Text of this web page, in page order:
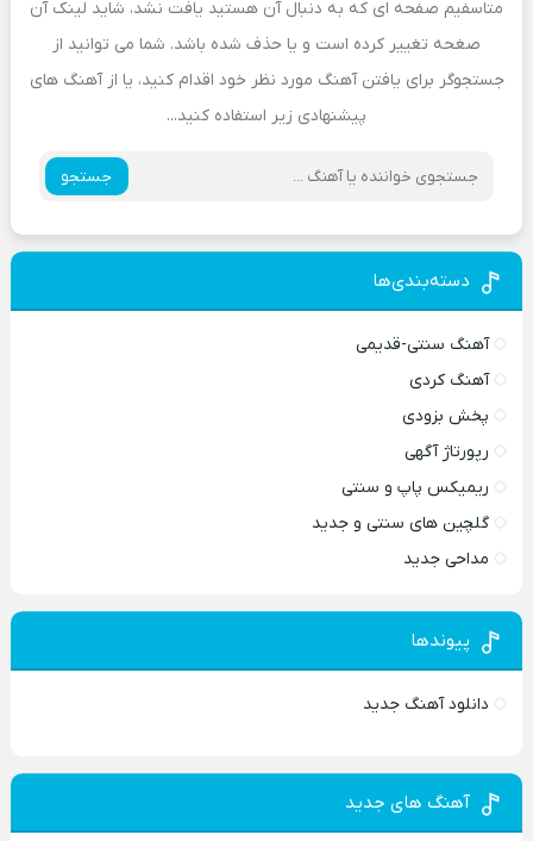
متاسفیم صفحه ای که به دنبال آن هستید یافت نشد، شاید لینک آن
صغحه تغییر کرده است و یا حذف شده باشد. شما می توانید از
جستجوگر برای یافتن آهنگ مورد نظر خود اقدام کنید، یا از آهنگ های
پیشنهادی زیر استفاده کنید...
جستجو
دسته‌بندی‌ها
آهنگ سنتی-قدیمی
آهنگ کردی
پخش بزودی
رپورتاژ آگهی
ریمیکس پاپ و سنتی
گلچین های سنتی و جدید
مداحی جدید
پیوندها
دانلود آهنگ جدید
آهنگ های جدید